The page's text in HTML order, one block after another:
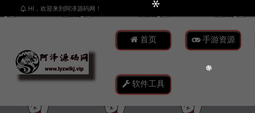
HI，欢迎来到阿泽源码网！
首页 手游资源
软件工具